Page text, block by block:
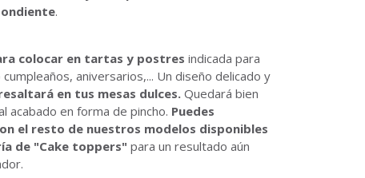
.
colocar en tartas y postres indicada para
aniversarios,... Un diseño delicado y
en tus mesas dulces. Quedará bien
acabado en forma de pincho. Puedes
el resto de nuestros modelos disponibles
de "Cake toppers" para un resultado aún